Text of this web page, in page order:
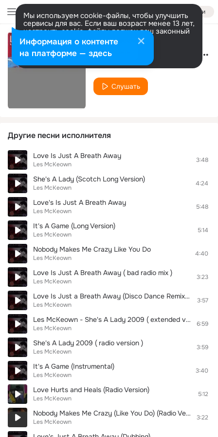
Войти
Мы используем cookie-файлы, чтобы улучшить
сервисы для вас. Если ваш возраст менее 13 лет,
настроить cookie-файлы должен ваш законный
представитель. Больше информации
Разрешить все Настроить She's A Lady (Scotch Long Version)
Les McKeown
Слушать
Другие песни исполнителя
Love Is Just A Breath Away
Les McKeown
3:48
She's A Lady (Scotch Long Version)
Les McKeown
4:24
Love's Is Just A Breath Away
Les McKeown
5:48
It's A Game (Long Version)
Les McKeown
5:14
Nobody Makes Me Crazy Like You Do
Les McKeown
4:40
Love Is Just A Breath Away ( bad radio mix )
Les McKeown
3:23
Love Is Just a Breath Away (Disco Dance Remixes)
Les McKeown
3:57
Les McKeown - She's A Lady 2009 ( extended version )
Les McKeown
6:59
She's A Lady 2009 ( radio version )
Les McKeown
3:59
It's A Game (Instrumental)
Les McKeown
3:40
Love Hurts and Heals (Radio Version)
Les McKeown
5:12
Nobody Makes Me Crazy (Like You Do) (Radio Version)
Les McKeown
3:22
Информация о контенте
на платформе — здесь